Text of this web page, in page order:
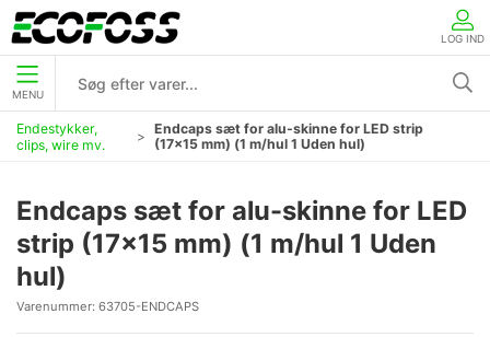
LOG IND
MENU
Endestykker,
clips, wire mv.
Endcaps sæt for alu-skinne for LED strip
(17x15 mm) (1 m/hul 1 Uden hul)
Endcaps sæt for alu-skinne for LED
strip (17x15 mm) (1 m/hul 1 Uden
hul)
Varenummer: 63705-ENDCAPS